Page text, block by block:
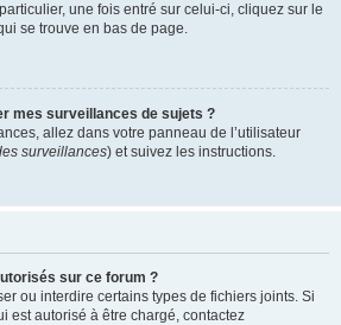
une fois entré sur celui-ci, cliquez sur le
se trouve en bas de page.
mes surveillances de sujets ?
allez dans votre panneau de l’utilisateur
surveillances) et suivez les instructions.
sur ce forum ?
ou interdire certains types de fichiers joints. Si
est autorisé à être chargé, contactez